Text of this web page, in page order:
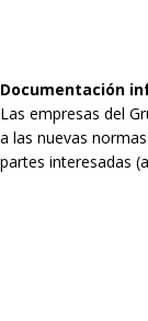
Documentación
Las empresas del
a las nuevas
partes interesadas